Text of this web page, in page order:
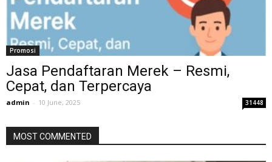
Promosi
Jasa Pendaftaran Merek – Resmi,
Cepat, dan Terpercaya
admin - 10 June, 2025 31448
MOST COMMENTED